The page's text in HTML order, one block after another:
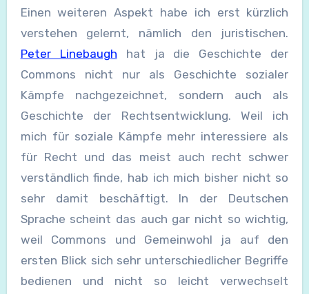
Einen weiteren Aspekt habe ich erst kürzlich
verstehen gelernt, nämlich den juristischen.
Peter Linebaugh hat ja die Geschichte der
Commons nicht nur als Geschichte sozialer
Kämpfe nachgezeichnet, sondern auch als
Geschichte der Rechtsentwicklung. Weil ich
mich für soziale Kämpfe mehr interessiere als
für Recht und das meist auch recht schwer
verständlich finde, hab ich mich bisher nicht so
sehr damit beschäftigt. In der Deutschen
Sprache scheint das auch gar nicht so wichtig,
weil Commons und Gemeinwohl ja auf den
ersten Blick sich sehr unterschiedlicher Begriffe
bedienen und nicht so leicht verwechselt